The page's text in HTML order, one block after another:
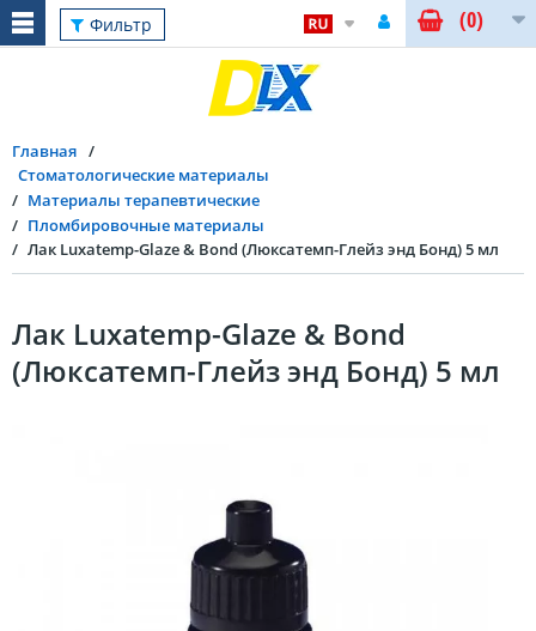
Фильтр (0)
Главная
Стоматологические материалы
Материалы терапевтические
Пломбировочные материалы
Лак Luxatemp-Glaze & Bond (Люксатемп-Глейз энд Бонд) 5 мл
Лак Luxatemp-Glaze & Bond
(Люксатемп-Глейз энд Бонд) 5 мл